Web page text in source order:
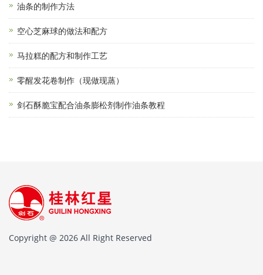
油条的制作方法
空心芝麻球的做法和配方
马拉糕的配方和制作工艺
零醒发花卷制作（现做现蒸）
剑石酥脆宝配合油条膨松剂制作油条教程
Copyright @ 2026 All Right Reserved